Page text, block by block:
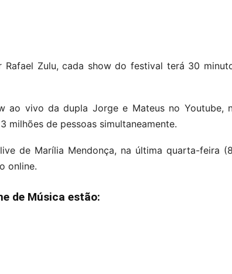
Zulu, cada show do festival terá 30
ao vivo da dupla Jorge e Mateus no Youtube,
milhões de pessoas simultaneamente.
de Marília Mendonça, na última quarta-feira
online.
de Música estão: